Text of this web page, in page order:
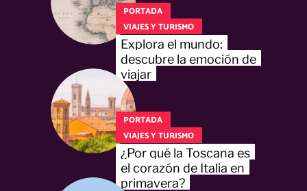
PORTADA
VIAJES Y TURISMO
Explora el mundo:
descubre la emoción de
viajar
PORTADA
VIAJES Y TURISMO
¿Por qué la Toscana es
el corazón de Italia en
primavera?